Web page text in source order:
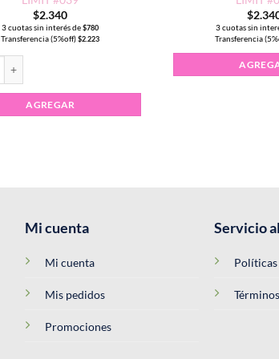
$2.340
3 cuotas sin interés de$780
Transferencia (5%off)$2.223
AGREGAR
$
3 cuotas sin
Transferencia
Mi cuenta
Mi cuenta
Mis pedidos
Promociones
Servicio